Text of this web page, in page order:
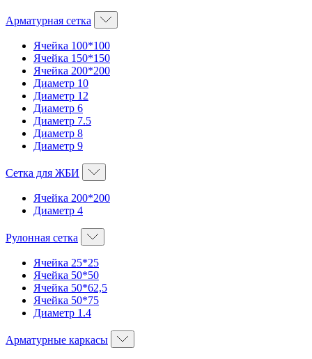
Арматурная сетка
Ячейка 100*100
Ячейка 150*150
Ячейка 200*200
Диаметр 10
Диаметр 12
Диаметр 6
Диаметр 7.5
Диаметр 8
Диаметр 9
Сетка для ЖБИ
Ячейка 200*200
Диаметр 4
Рулонная сетка
Ячейка 25*25
Ячейка 50*50
Ячейка 50*62,5
Ячейка 50*75
Диаметр 1.4
Арматурные каркасы